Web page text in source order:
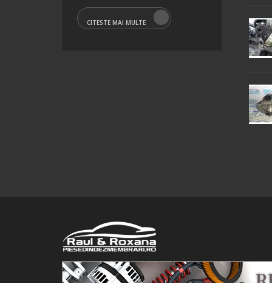
CITESTE MAI MULTE
© 2016 Raul&Roxana SRL. Toate drepturile rezervate.